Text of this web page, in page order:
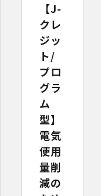
【J-
クレ
ジッ
ト/
プロ
グラ
ム
型】
電気
使用
量削
減の